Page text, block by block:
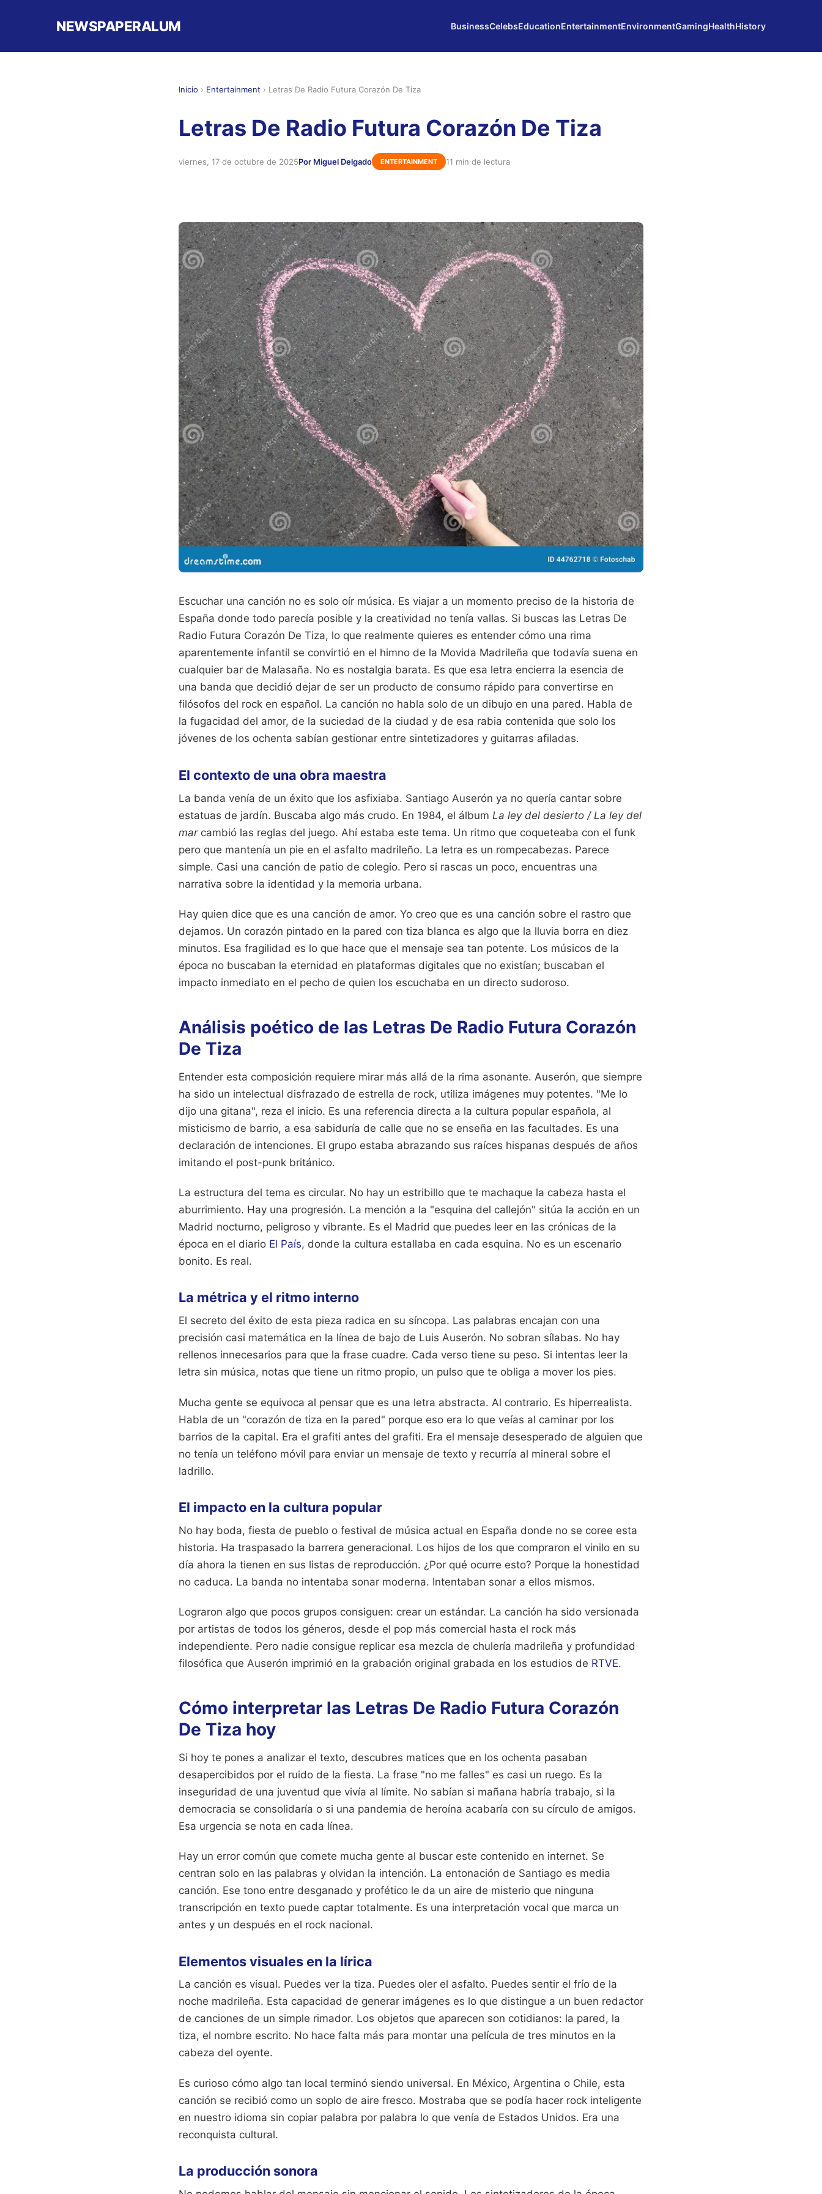
NEWSPAPERALUM BusinessCelebsEducationEntertainmentEnvironmentGamingHealthHistory
Inicio › Entertainment › Letras De Radio Futura Corazón De Tiza
Letras De Radio Futura Corazón De Tiza
viernes, 17 de octubre de 2025Por Miguel Delgado ENTERTAINMENT 11 min de lectura
Escuchar una canción no es solo oír música. Es viajar a un momento preciso de la historia de
España donde todo parecía posible y la creatividad no tenía vallas. Si buscas las Letras De
Radio Futura Corazón De Tiza, lo que realmente quieres es entender cómo una rima
aparentemente infantil se convirtió en el himno de la Movida Madrileña que todavía suena en
cualquier bar de Malasaña. No es nostalgia barata. Es que esa letra encierra la esencia de
una banda que decidió dejar de ser un producto de consumo rápido para convertirse en
filósofos del rock en español. La canción no habla solo de un dibujo en una pared. Habla de
la fugacidad del amor, de la suciedad de la ciudad y de esa rabia contenida que solo los
jóvenes de los ochenta sabían gestionar entre sintetizadores y guitarras afiladas.
El contexto de una obra maestra
La banda venía de un éxito que los asfixiaba. Santiago Auserón ya no quería cantar sobre
estatuas de jardín. Buscaba algo más crudo. En 1984, el álbum La ley del desierto / La ley del
marcambió las reglas del juego. Ahí estaba este tema. Un ritmo que coqueteaba con el funk
pero que mantenía un pie en el asfalto madrileño. La letra es un rompecabezas. Parece
simple. Casi una canción de patio de colegio. Pero si rascas un poco, encuentras una
narrativa sobre la identidad y la memoria urbana.
Hay quien dice que es una canción de amor. Yo creo que es una canción sobre el rastro que
dejamos. Un corazón pintado en la pared con tiza blanca es algo que la lluvia borra en diez
minutos. Esa fragilidad es lo que hace que el mensaje sea tan potente. Los músicos de la
época no buscaban la eternidad en plataformas digitales que no existían; buscaban el
impacto inmediato en el pecho de quien los escuchaba en un directo sudoroso.
Análisis poético de las Letras De Radio Futura Corazón
De Tiza
Entender esta composición requiere mirar más allá de la rima asonante. Auserón, que siempre
ha sido un intelectual disfrazado de estrella de rock, utiliza imágenes muy potentes. "Me lo
dijo una gitana", reza el inicio. Es una referencia directa a la cultura popular española, al
misticismo de barrio, a esa sabiduría de calle que no se enseña en las facultades. Es una
declaración de intenciones. El grupo estaba abrazando sus raíces hispanas después de años
imitando el post-punk británico.
La estructura del tema es circular. No hay un estribillo que te machaque la cabeza hasta el
aburrimiento. Hay una progresión. La mención a la "esquina del callejón" sitúa la acción en un
Madrid nocturno, peligroso y vibrante. Es el Madrid que puedes leer en las crónicas de la
época en el diario El País, donde la cultura estallaba en cada esquina. No es un escenario
bonito. Es real.
La métrica y el ritmo interno
El secreto del éxito de esta pieza radica en su síncopa. Las palabras encajan con una
precisión casi matemática en la línea de bajo de Luis Auserón. No sobran sílabas. No hay
rellenos innecesarios para que la frase cuadre. Cada verso tiene su peso. Si intentas leer la
letra sin música, notas que tiene un ritmo propio, un pulso que te obliga a mover los pies.
Mucha gente se equivoca al pensar que es una letra abstracta. Al contrario. Es hiperrealista.
Habla de un "corazón de tiza en la pared" porque eso era lo que veías al caminar por los
barrios de la capital. Era el grafiti antes del grafiti. Era el mensaje desesperado de alguien que
no tenía un teléfono móvil para enviar un mensaje de texto y recurría al mineral sobre el
ladrillo.
El impacto en la cultura popular
No hay boda, fiesta de pueblo o festival de música actual en España donde no se coree esta
historia. Ha traspasado la barrera generacional. Los hijos de los que compraron el vinilo en su
día ahora la tienen en sus listas de reproducción. ¿Por qué ocurre esto? Porque la honestidad
no caduca. La banda no intentaba sonar moderna. Intentaban sonar a ellos mismos.
Lograron algo que pocos grupos consiguen: crear un estándar. La canción ha sido versionada
por artistas de todos los géneros, desde el pop más comercial hasta el rock más
independiente. Pero nadie consigue replicar esa mezcla de chulería madrileña y profundidad
filosófica que Auserón imprimió en la grabación original grabada en los estudios de RTVE.
Cómo interpretar las Letras De Radio Futura Corazón
De Tiza hoy
Si hoy te pones a analizar el texto, descubres matices que en los ochenta pasaban
desapercibidos por el ruido de la fiesta. La frase "no me falles" es casi un ruego. Es la
inseguridad de una juventud que vivía al límite. No sabían si mañana habría trabajo, si la
democracia se consolidaría o si una pandemia de heroína acabaría con su círculo de amigos.
Esa urgencia se nota en cada línea.
Hay un error común que comete mucha gente al buscar este contenido en internet. Se
centran solo en las palabras y olvidan la intención. La entonación de Santiago es media
canción. Ese tono entre desganado y profético le da un aire de misterio que ninguna
transcripción en texto puede captar totalmente. Es una interpretación vocal que marca un
antes y un después en el rock nacional.
Elementos visuales en la lírica
La canción es visual. Puedes ver la tiza. Puedes oler el asfalto. Puedes sentir el frío de la
noche madrileña. Esta capacidad de generar imágenes es lo que distingue a un buen redactor
de canciones de un simple rimador. Los objetos que aparecen son cotidianos: la pared, la
tiza, el nombre escrito. No hace falta más para montar una película de tres minutos en la
cabeza del oyente.
Es curioso cómo algo tan local terminó siendo universal. En México, Argentina o Chile, esta
canción se recibió como un soplo de aire fresco. Mostraba que se podía hacer rock inteligente
en nuestro idioma sin copiar palabra por palabra lo que venía de Estados Unidos. Era una
reconquista cultural.
La producción sonora